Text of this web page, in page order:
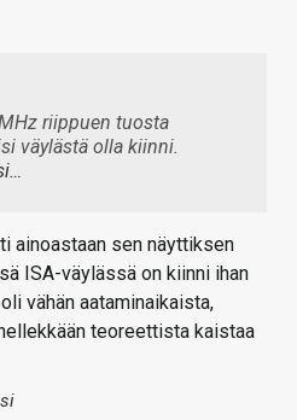
riippuen tuosta
väylästä olla kiinni.
ainoastaan sen näyttiksen
ISA-väylässä on kiinni ihan
vähän aataminaikaista,
teoreettista kaistaa